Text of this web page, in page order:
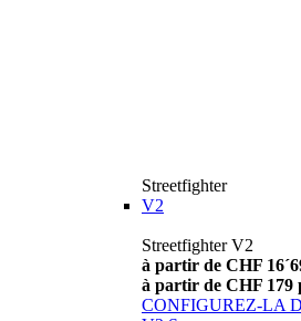
Streetfighter
V2
Streetfighter V2
à partir de CHF
à partir de CHF 179
CONFIGUREZ-LA